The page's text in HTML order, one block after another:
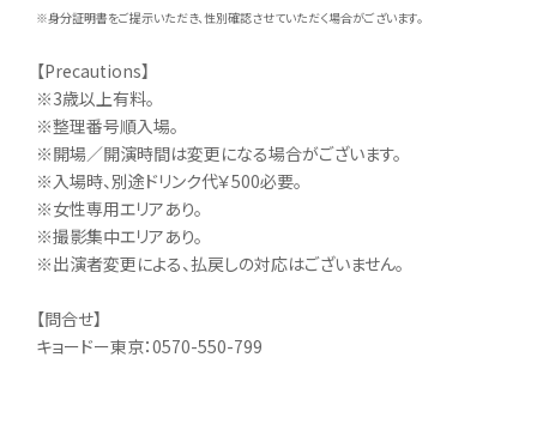
※身分証明書をご提示いただき、性別確認させていただく場合がございます。
【Precautions】
※3歳以上有料。
※整理番号順入場。
※開場／開演時間は変更になる場合がございます。
※入場時、別途ドリンク代￥500必要。
※女性専用エリアあり。
※撮影集中エリアあり。
※出演者変更による、払戻しの対応はございません。
【問合せ】
キョードー東京：0570-550-799